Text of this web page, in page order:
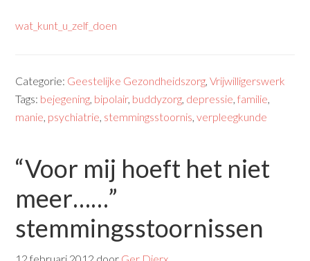
wat_kunt_u_zelf_doen
Categorie: Geestelijke Gezondheidszorg,Vrijwilligerswerk
Tags: bejegening, bipolair, buddyzorg, depressie,familie,
manie, psychiatrie, stemmingsstoornis,verpleegkunde
“Voor mij hoeft het niet
meer……”
stemmingsstoornissen